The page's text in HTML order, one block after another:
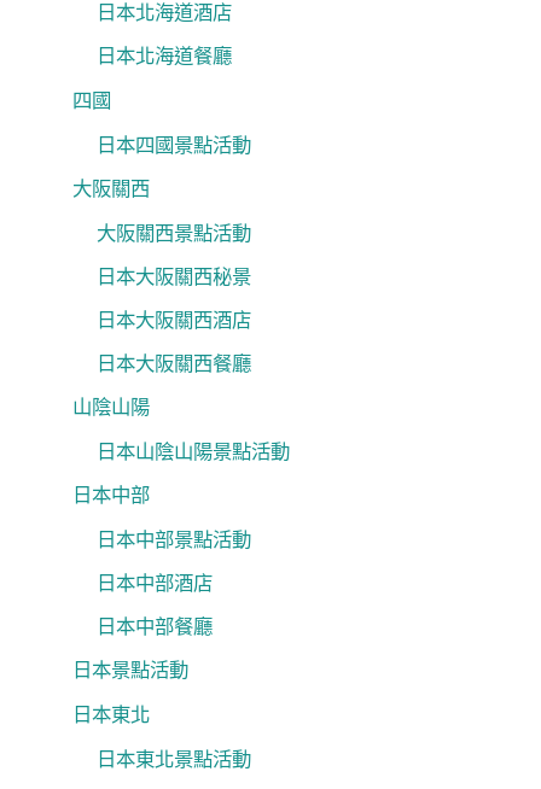
日本北海道酒店
日本北海道餐廳
四國
日本四國景點活動
大阪關西
大阪關西景點活動
日本大阪關西秘景
日本大阪關西酒店
日本大阪關西餐廳
山陰山陽
日本山陰山陽景點活動
日本中部
日本中部景點活動
日本中部酒店
日本中部餐廳
日本景點活動
日本東北
日本東北景點活動